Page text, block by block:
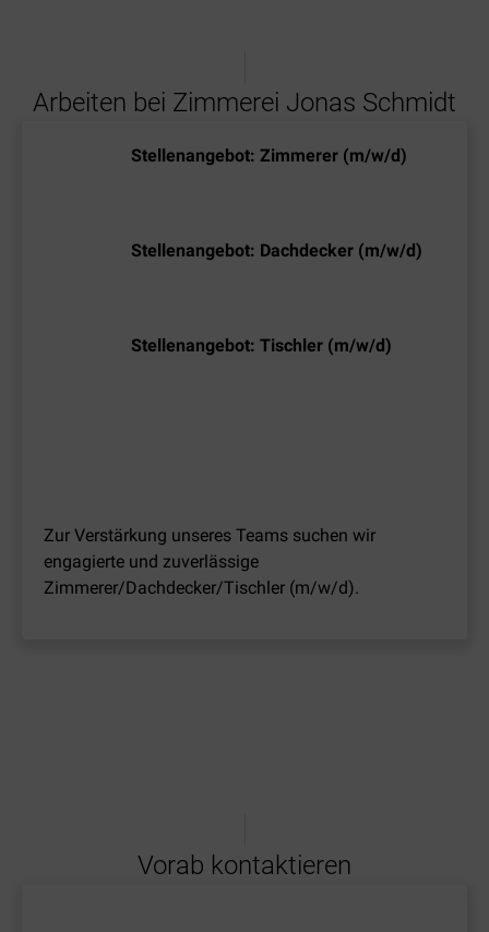
Arbeiten bei Zimmerei Jonas Schmidt
Stellenangebot: Zimmerer (m/w/d)
Stellenangebot: Dachdecker (m/w/d)
Stellenangebot: Tischler (m/w/d)
Zur Verstärkung unseres Teams suchen wir
engagierte und zuverlässige
Zimmerer/Dachdecker/Tischler (m/w/d).
Vorab kontaktieren